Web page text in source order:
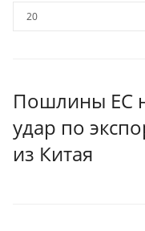
Пошлины ЕС
удар по
из Китая